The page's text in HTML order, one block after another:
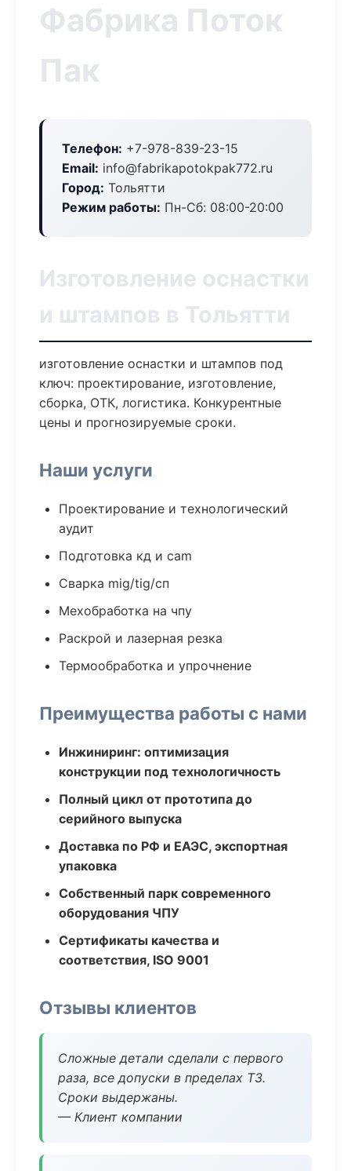
Фабрика Поток
Пак
Телефон: +7-978-839-23-15
Email: info@fabrikapotokpak772.ru
Город: Тольятти
Режим работы: Пн-Сб: 08:00-20:00
Изготовление оснастки
и штампов в Тольятти
изготовление оснастки и штампов под
ключ: проектирование, изготовление,
сборка, ОТК, логистика. Конкурентные
цены и прогнозируемые сроки.
Наши услуги
Проектирование и технологический
аудит
Подготовка кд и cam
Сварка mig/tig/сп
Мехобработка на чпу
Раскрой и лазерная резка
Термообработка и упрочнение
Преимущества работы с нами
Инжиниринг: оптимизация
конструкции под технологичность
Полный цикл от прототипа до
серийного выпуска
Доставка по РФ и ЕАЭС, экспортная
упаковка
Собственный парк современного
оборудования ЧПУ
Сертификаты качества и
соответствия, ISO 9001
Отзывы клиентов
Сложные детали сделали с первого
раза, все допуски в пределах ТЗ.
Сроки выдержаны.
— Клиент компании